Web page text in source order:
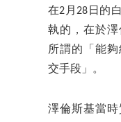
在2月28日的
執的，在於
所謂的「能
交手段」。
澤倫斯基當